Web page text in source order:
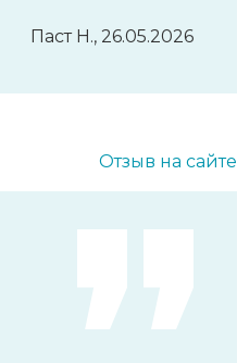
Паст Н., 26.05.2026
Отзыв на сайте